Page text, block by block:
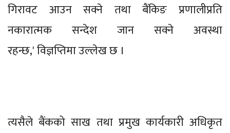
गिरावट आउन सक्ने तथा बैंकिङ प्रणालीप्रति
नकारात्मक सन्देश जान सक्ने अवस्था
रहन्छ,' विज्ञप्तिमा उल्लेख छ ।
त्यसैले बैंकको साख तथा प्रमुख कार्यकारी अधिकृत